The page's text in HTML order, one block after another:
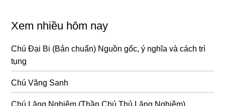
Xem nhiều hôm nay
Chú Đại Bi (Bản chuẩn) Nguồn gốc, ý nghĩa và cách trì
tụng
Chú Vãng Sanh